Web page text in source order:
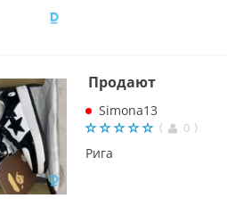
Продают
Simona13
( 0 )
Рига